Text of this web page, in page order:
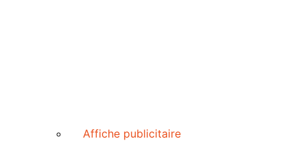
Affiche publicitaire